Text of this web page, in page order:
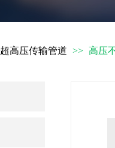
超高压传输管道 >> 高压